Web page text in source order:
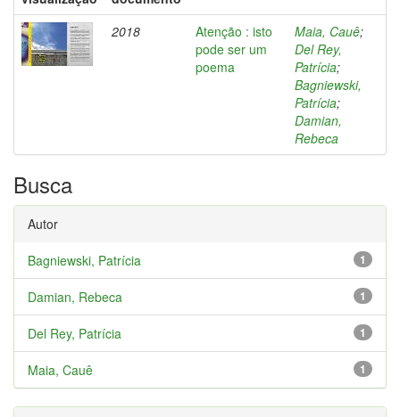
2018
Atenção : isto
pode ser um
poema
Maia, Cauê;
Del Rey,
Patrícia;
Bagniewski,
Patrícia;
Damian,
Rebeca
Busca
Autor
1
Bagniewski, Patrícia
1
Damian, Rebeca
1
Del Rey, Patrícia
1
Maia, Cauê